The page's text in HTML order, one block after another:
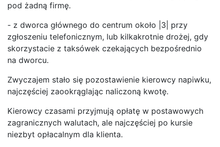
pod żadną firmę.
- z dworca głównego do centrum około |3| przy
zgłoszeniu telefonicznym, lub kilkakrotnie drożej, gdy
skorzystacie z taksówek czekających bezpośrednio
na dworcu.
Zwyczajem stało się pozostawienie kierowcy napiwku,
najczęściej zaookrąglając naliczoną kwotę.
Kierowcy czasami przyjmują opłatę w postawowych
zagranicznych walutach, ale najczęściej po kursie
niezbyt opłacalnym dla klienta.